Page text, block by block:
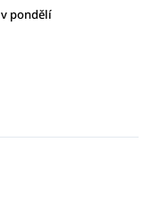
v pondělí